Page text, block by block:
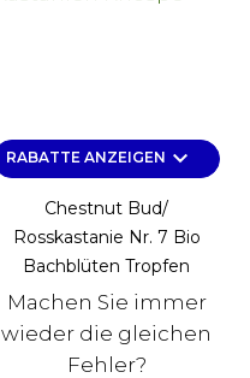
RABATTE ANZEIGEN keyboard_arrow_down
Chestnut Bud/
Rosskastanie Nr. 7 Bio
Bachblüten Tropfen
Machen Sie immer
wieder die gleichen
Fehler?